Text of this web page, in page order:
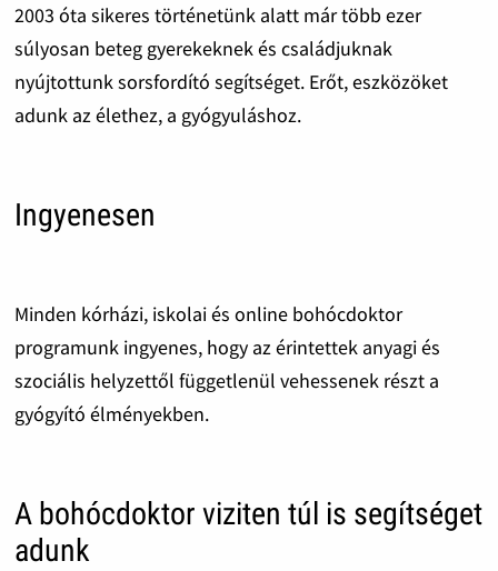
2003 óta sikeres történetünk alatt már több ezer
súlyosan beteg gyerekeknek és családjuknak
nyújtottunk sorsfordító segítséget. Erőt, eszközöket
adunk az élethez, a gyógyuláshoz.
Ingyenesen
Minden kórházi, iskolai és online bohócdoktor
programunk ingyenes, hogy az érintettek anyagi és
szociális helyzettől függetlenül vehessenek részt a
gyógyító élményekben.
A bohócdoktor viziten túl is segítséget
adunk